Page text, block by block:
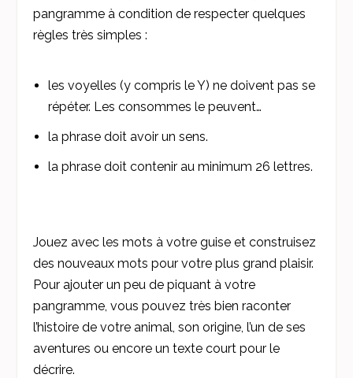
pangramme à condition de respecter quelques
règles très simples :
les voyelles (y compris le Y) ne doivent pas se
répéter. Les consommes le peuvent…
la phrase doit avoir un sens.
la phrase doit contenir au minimum 26 lettres.
Jouez avec les mots à votre guise et construisez
des nouveaux mots pour votre plus grand plaisir.
Pour ajouter un peu de piquant à votre
pangramme, vous pouvez très bien raconter
l’histoire de votre animal, son origine, l’un de ses
aventures ou encore un texte court pour le
décrire.